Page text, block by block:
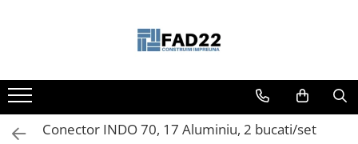
Materiale de constructii
Termoizolatii
Vata minerala
Conector INDO 70, 17 Aluminiu, 2 bucati/set